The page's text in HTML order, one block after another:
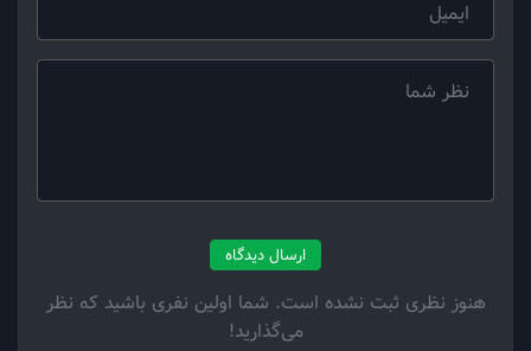
ارسال دیدگاه
هنوز نظری ثبت نشده است. شما اولین نفری باشید که نظر
می‌گذارید!